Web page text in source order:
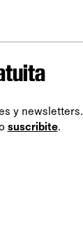
y newsletters.
suscribite.